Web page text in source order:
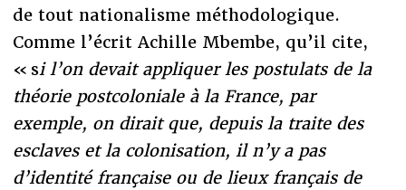
de tout nationalisme méthodologique.
Comme l’écrit Achille Mbembe, qu’il cite,
« si l’on devait appliquer les postulats de la
théorie postcoloniale à la France, par
exemple, on dirait que, depuis la traite des
esclaves et la colonisation, il n’y a pas
d’identité française ou de lieux français de